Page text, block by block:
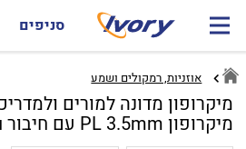
סניפים
אוזניות, רמקולים ושמע
מיקרופון מדונה למורים
מיקרופון PL 3.5mm עם חיבור AUX Shidu